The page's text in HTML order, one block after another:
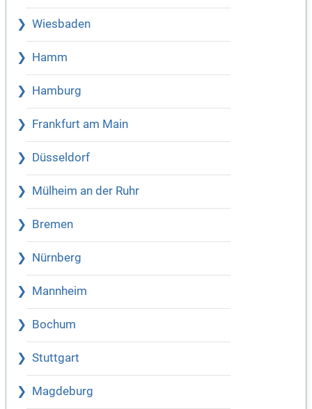
Wiesbaden
Hamm
Hamburg
Frankfurt am Main
Düsseldorf
Mülheim an der Ruhr
Bremen
Nürnberg
Mannheim
Bochum
Stuttgart
Magdeburg